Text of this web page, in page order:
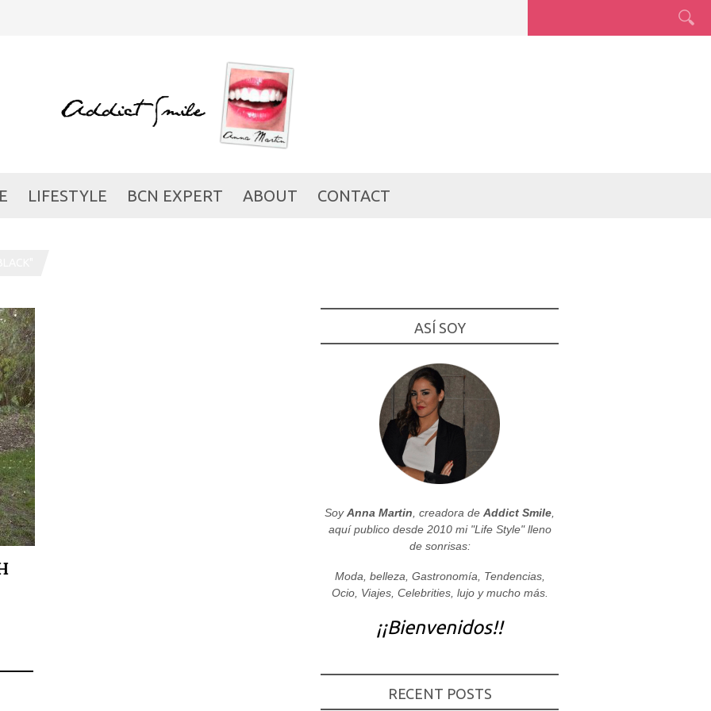
LIFESTYLE BCN EXPERT ABOUT CONTACT
ASÍ SOY
SoyAnna Martin , creadora de Addict Smile
aquí publico desde 2010 mi "Life Style" lleno
de sonrisas:
Moda, belleza, Gastronomía, Tendencias,
Ocio, Viajes, Celebrities, lujo y mucho más.
¡¡Bienvenidos!!
RECENT POSTS